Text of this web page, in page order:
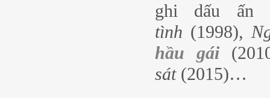
ghi dấu ấn
tình (1998),
hầu gái
sát(2015)…